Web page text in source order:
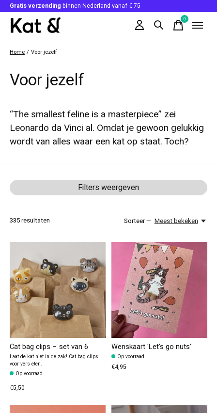
Gratis verzending binnen Nederland vanaf € 75
0items
Home / Voor jezelf
Voor jezelf
“The smallest feline is a masterpiece” zei
Leonardo da Vinci al. Omdat je gewoon gelukkig
wordt van alles waar een kat op staat. Toch?
Filters weergeven
335resultaten Sorteer — Meest bekeken
Cat bag clips – set van 6
Laat de kat niet in de zak! Cat bag clips
voor vers eten.
Op voorraad
€5,50
Wenskaart 'Let's go nuts'
Op voorraad
€4,95